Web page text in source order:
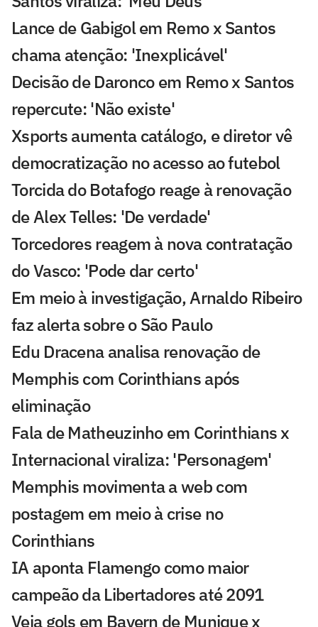
Lance de Gabigol em Remo x Santos
chama atenção: 'Inexplicável'
Decisão de Daronco em Remo x Santos
repercute: 'Não existe'
Xsports aumenta catálogo, e diretor vê
democratização no acesso ao futebol
Torcida do Botafogo reage à renovação
de Alex Telles: 'De verdade'
Torcedores reagem à nova contratação
do Vasco: 'Pode dar certo'
Em meio à investigação, Arnaldo Ribeiro
faz alerta sobre o São Paulo
Edu Dracena analisa renovação de
Memphis com Corinthians após
eliminação
Fala de Matheuzinho em Corinthians x
Internacional viraliza: 'Personagem'
Memphis movimenta a web com
postagem em meio à crise no
Corinthians
IA aponta Flamengo como maior
campeão da Libertadores até 2091
Veja gols em Bayern de Munique x